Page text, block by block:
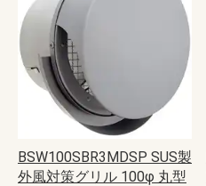
BSW100SBR3MDSP SUS製
外風対策グリル 100φ 丸型